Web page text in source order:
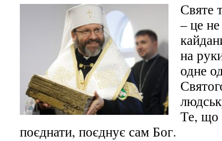
Святе
– це
на
одне
Те, що
поєднати, поєднує сам Бог.